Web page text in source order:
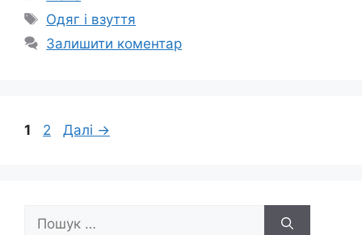
Позначки
Одяг і взуття
Залишити коментар
Сторінка
1 Сторінка
2 Далі →